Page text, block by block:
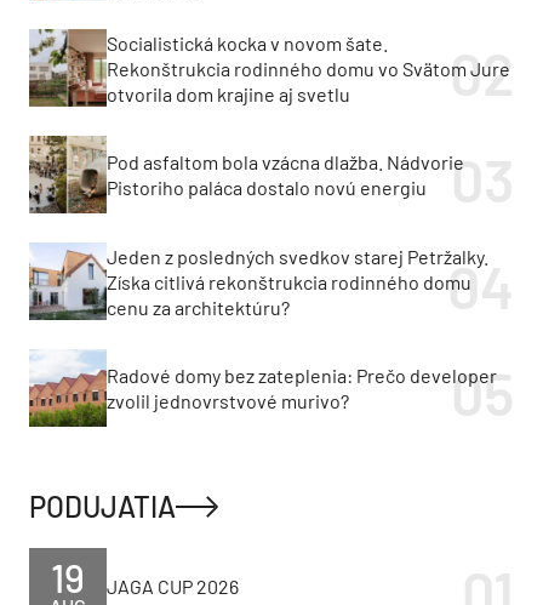
Socialistická kocka v novom šate.
Rekonštrukcia rodinného domu vo Svätom Jure
otvorila dom krajine aj svetlu
Pod asfaltom bola vzácna dlažba. Nádvorie
Pistoriho paláca dostalo novú energiu
Jeden z posledných svedkov starej Petržalky.
Získa citlivá rekonštrukcia rodinného domu
cenu za architektúru?
Radové domy bez zateplenia: Prečo developer
zvolil jednovrstvové murivo?
PODUJATIA
19 JAGA CUP 2026